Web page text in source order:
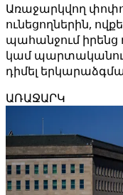
Առաջարկվող
ունեցողներին,
պահանջում իրենց
կամ
դիմել
ԱՌԱՋԱՐԿ